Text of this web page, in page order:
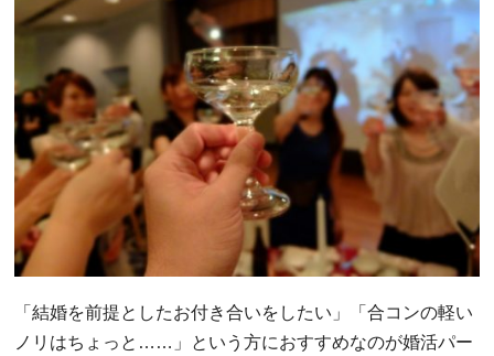
「結婚を前提としたお付き合いをしたい」「合コンの軽い
ノリはちょっと……」という方におすすめなのが婚活パー